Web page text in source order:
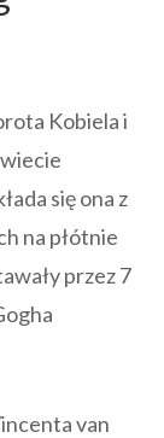
Kobiela i
się ona z
na płótnie
przez 7
van